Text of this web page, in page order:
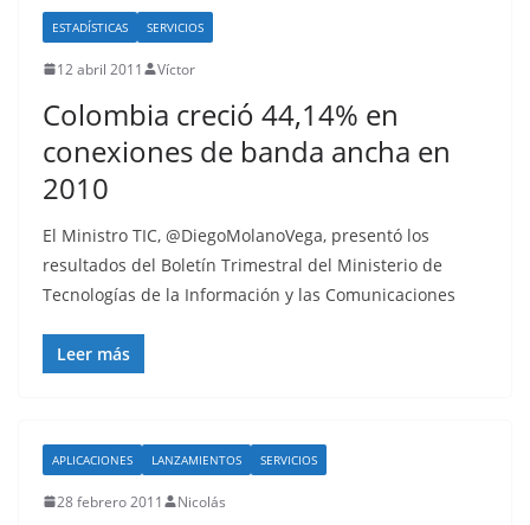
ESTADÍSTICAS SERVICIOS
12 abril 2011 Víctor
Colombia creció 44,14% en
conexiones de banda ancha en
2010
El Ministro TIC, @DiegoMolanoVega, presentó los
resultados del Boletín Trimestral del Ministerio de
Tecnologías de la Información y las Comunicaciones
Leer más
APLICACIONES LANZAMIENTOS SERVICIOS
28 febrero 2011 Nicolás